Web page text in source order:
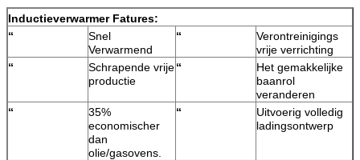
Inductieverwarmer Fatures:
“
Snel
Verwarmend
“
Verontreinigings
vrije verrichting
“
Schrapende vrije
productie
“
Het gemakkelijke
baanrol
veranderen
“
35%
economischer
dan
olie/gasovens.
“
Uitvoerig volledig
ladingsontwerp